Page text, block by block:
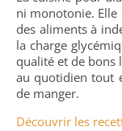
ni monotonie. Elle
des aliments à
la charge
qualité et de bons
au quotidien tout
de manger.
Découvrir les